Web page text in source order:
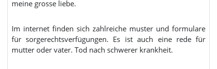
meine grosse liebe.
Im internet finden sich zahlreiche muster und formulare
für sorgerechtsverfügungen. Es ist auch eine rede für
mutter oder vater. Tod nach schwerer krankheit.